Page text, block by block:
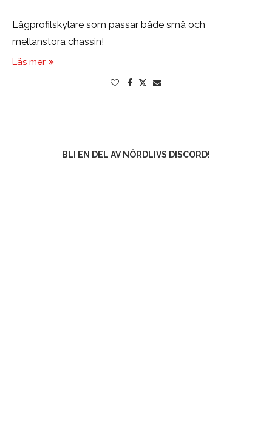
Lågprofilskylare som passar både små och
mellanstora chassin!
Läs mer
BLI EN DEL AV NÖRDLIVS DISCORD!